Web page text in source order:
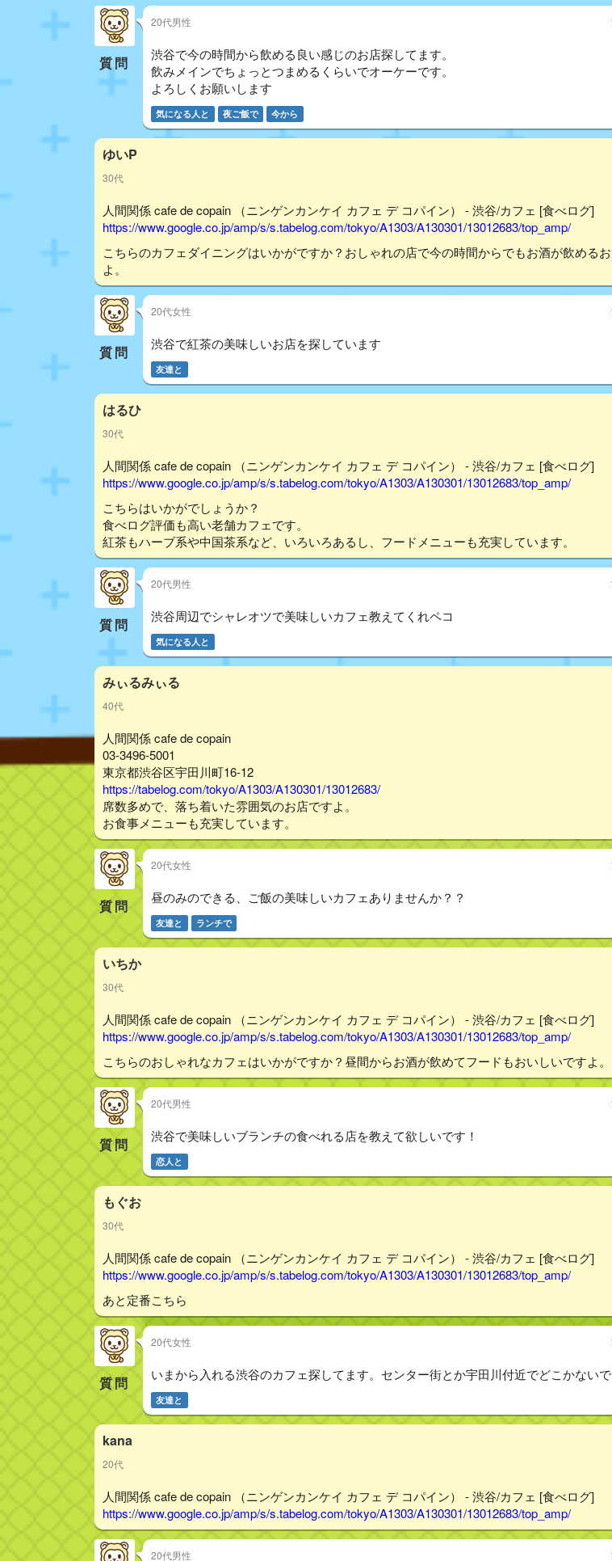
質問
20代男性
渋谷で今の時間から飲める良い感じのお店探してます。
飲みメインでちょっとつまめるくらいでオーケーです。
よろしくお願いします
気になる人と 夜ご飯で 今から
ゆいP
30代
人間関係 cafe de copain （ニンゲンカンケイ カフェ デ コパイン） - 渋谷/カフェ [食べログ]
https://www.google.co.jp/amp/s/s.tabelog.com/tokyo/A1303/A130301/13012683/top_amp/
こちらのカフェダイニングはいかがですか？おしゃれの店で今の時間からでもお酒が飲める
よ。
質問
20代女性
渋谷で紅茶の美味しいお店を探しています
友達と
はるひ
30代
人間関係 cafe de copain （ニンゲンカンケイ カフェ デ コパイン） - 渋谷/カフェ [食べログ]
https://www.google.co.jp/amp/s/s.tabelog.com/tokyo/A1303/A130301/13012683/top_amp/
こちらはいかがでしょうか？
食べログ評価も高い老舗カフェです。
紅茶もハーブ系や中国茶系など、いろいろあるし、フードメニューも充実しています。
質問
20代男性
渋谷周辺でシャレオツで美味しいカフェ教えてくれペコ
気になる人と
みぃるみぃる
40代
人間関係 cafe de copain
03-3496-5001
東京都渋谷区宇田川町16-12
https://tabelog.com/tokyo/A1303/A130301/13012683/
席数多めで、落ち着いた雰囲気のお店ですよ。
お食事メニューも充実しています。
質問
20代女性
昼のみのできる、ご飯の美味しいカフェありませんか？？
友達と ランチで
いちか
30代
人間関係 cafe de copain （ニンゲンカンケイ カフェ デ コパイン） - 渋谷/カフェ [食べログ]
https://www.google.co.jp/amp/s/s.tabelog.com/tokyo/A1303/A130301/13012683/top_amp/
こちらのおしゃれなカフェはいかがですか？昼間からお酒が飲めてフードもおいしいですよ。
質問
20代男性
渋谷で美味しいブランチの食べれる店を教えて欲しいです！
恋人と
もぐお
30代
人間関係 cafe de copain （ニンゲンカンケイ カフェ デ コパイン） - 渋谷/カフェ [食べログ]
https://www.google.co.jp/amp/s/s.tabelog.com/tokyo/A1303/A130301/13012683/top_amp/
あと定番こちら
質問
20代女性
いまから入れる渋谷のカフェ探してます。センター街とか宇田川付近でどこかない
友達と
kana
20代
人間関係 cafe de copain （ニンゲンカンケイ カフェ デ コパイン） - 渋谷/カフェ [食べログ]
https://www.google.co.jp/amp/s/s.tabelog.com/tokyo/A1303/A130301/13012683/top_amp/
20代男性